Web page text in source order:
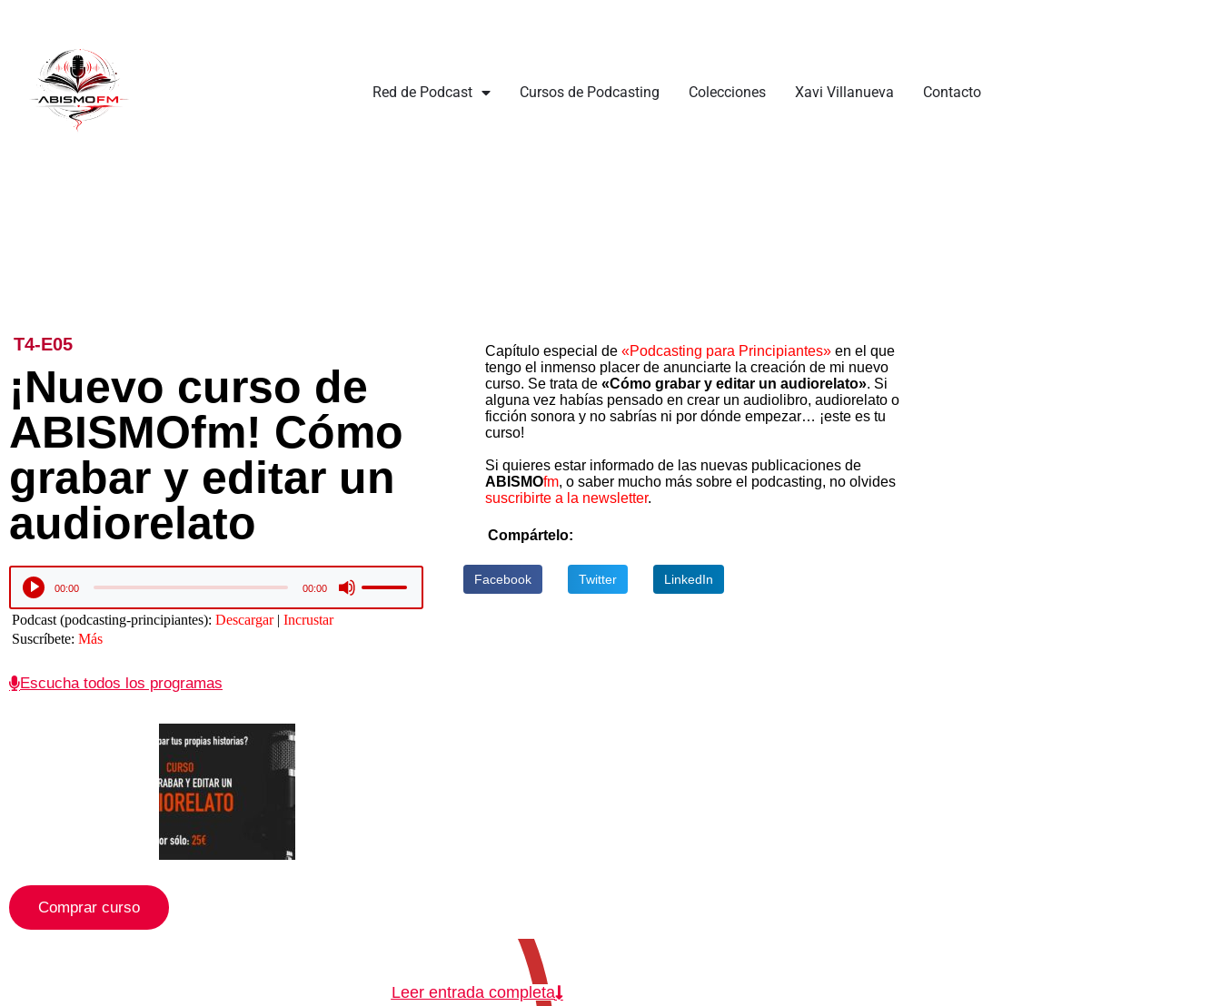
Red de Podcast Cursos de Podcasting Colecciones Xavi Villanueva Contacto
T4-E05
¡Nuevo curso de
ABISMOfm! Cómo
grabar y editar un
audiorelato
Reproductor
audio
00:00 00:00
las
teclas
Podcast (podcasting-principiantes): Descargar| Incrustar
Suscríbete: Más
Escucha todos los programas
Comprar curso
Capítulo especial de «Podcasting para Principiantes» en el que
tengo el inmenso placer de anunciarte la creación de mi nuevo
curso. Se trata de «Cómo grabar y editar un audiorelato». Si
alguna vez habías pensado en crear un audiolibro, audiorelato o
ficción sonora y no sabrías ni por dónde empezar… ¡este es tu
curso!
Si quieres estar informado de las nuevas publicaciones de
ABISMOfm, o saber mucho más sobre el podcasting, no olvides
suscribirte a la newsletter.
Compártelo:
Facebook Twitter LinkedIn
Leer entrada completa